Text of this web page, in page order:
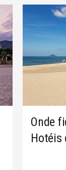
Onde
Hotéis